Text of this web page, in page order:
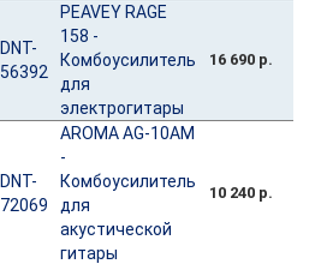
DNT-
56392
PEAVEY RAGE
158 -
Комбоусилитель
для
электрогитары
16 690 р.
DNT-
72069
AROMA AG-10AM
-
Комбоусилитель
для
акустической
гитары
10 240 р.